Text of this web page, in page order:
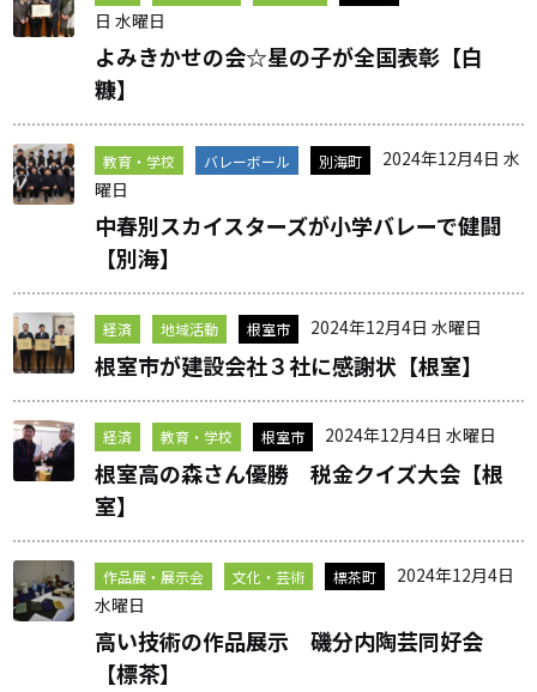
日 水曜日
よみきかせの会☆星の子が全国表彰【白
糠】
教育・学校 バレーボール 別海町
2024年12月4日 水
曜日
中春別スカイスターズが小学バレーで健闘
【別海】
経済 地域活動 根室市 2024年12月4日 水曜日
根室市が建設会社３社に感謝状【根室】
経済 教育・学校 根室市 2024年12月4日 水曜日
根室高の森さん優勝 税金クイズ大会【根
室】
作品展・展示会 文化・芸術 標茶町
2024年12月4日
水曜日
高い技術の作品展示 磯分内陶芸同好会
【標茶】